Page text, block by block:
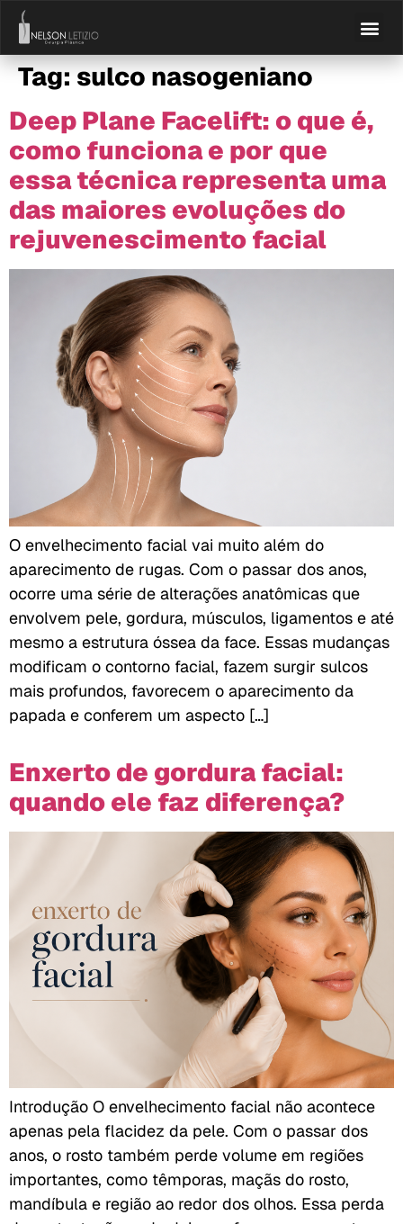
Tag:sulco nasogeniano
Deep Plane Facelift: o que é,
como funciona e por que
essa técnica representa uma
das maiores evoluções do
rejuvenescimento facial
O envelhecimento facial vai muito além do
aparecimento de rugas. Com o passar dos anos,
ocorre uma série de alterações anatômicas que
envolvem pele, gordura, músculos, ligamentos e até
mesmo a estrutura óssea da face. Essas mudanças
modificam o contorno facial, fazem surgir sulcos
mais profundos, favorecem o aparecimento da
papada e conferem um aspecto […]
Enxerto de gordura facial:
quando ele faz diferença?
Introdução O envelhecimento facial não acontece
apenas pela flacidez da pele. Com o passar dos
anos, o rosto também perde volume em regiões
importantes, como têmporas, maçãs do rosto,
mandíbula e região ao redor dos olhos. Essa perda